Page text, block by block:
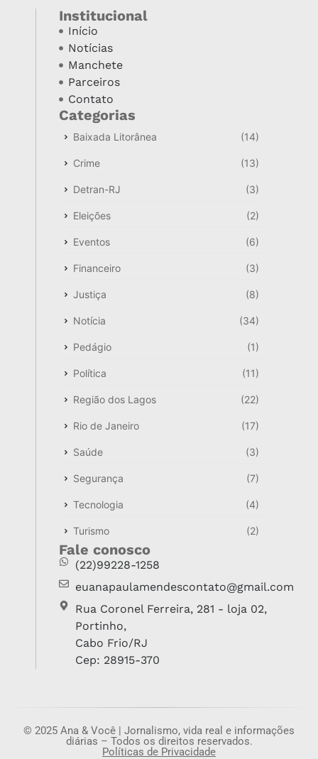
Institucional
Início
Notícias
Manchete
Parceiros
Contato
Categorias
Baixada Litorânea (14)
Crime (13)
Detran-RJ (3)
Eleições (2)
Eventos (6)
Financeiro (3)
Justiça (8)
Notícia (34)
Pedágio (1)
Política (11)
Região dos Lagos (22)
Rio de Janeiro (17)
Saúde (3)
Segurança (7)
Tecnologia (4)
Turismo (2)
Fale conosco
(22)99228-1258
euanapaulamendescontato@gmail.com
Rua Coronel Ferreira, 281 - loja 02,
Portinho,
Cabo Frio/RJ
Cep: 28915-370
© 2025 Ana & Você | Jornalismo, vida real e informações
diárias – Todos os direitos reservados.
Políticas de Privacidade